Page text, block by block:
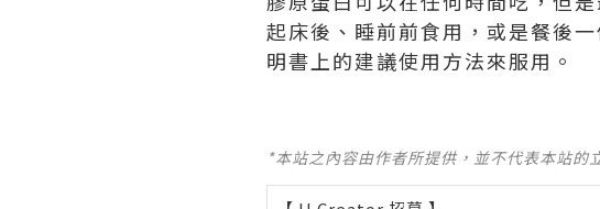
起床後、睡前前食用，或是餐後
明書上的建議使用方法來服用。
*本站之內容由作者所提供，並不代表本站的